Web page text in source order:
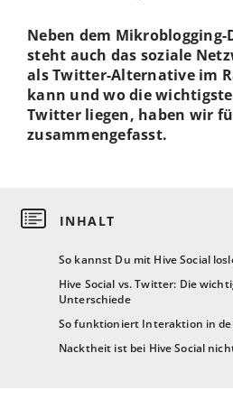
So kannst Du mit Hive Social
Hive Social vs. Twitter: Die
Unterschiede
So funktioniert Interaktion in
Nacktheit ist bei Hive Social
Neben dem Mikroblogging-
steht auch das soziale
als Twitter-Alternative im
kann und wo die
Twitter liegen, haben wir
zusammengefasst.